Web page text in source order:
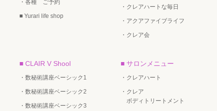
・各種 ご予約
■ Yurari life shop
・クレアハートな毎日
・アクアファイブライフ
・クレア会
■ CLAIR V Shool
・数秘術講座ベーシック1
・数秘術講座ベーシック2
・数秘術講座ベーシック3
■ サロンメニュー
・クレアハート
・クレア
ボディトリートメント